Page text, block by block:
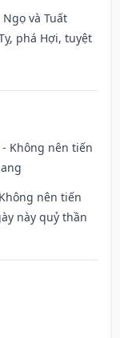
và Tuất
phá Hợi, tuyệt
Không nên tiến
nên tiến
này quỷ thần